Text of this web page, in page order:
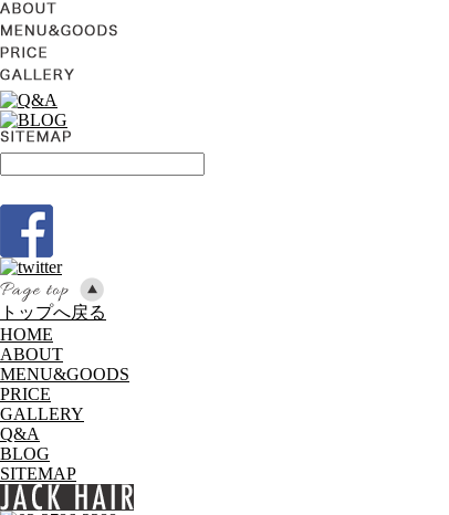
トップへ戻る
HOME
ABOUT
MENU&GOODS
PRICE
GALLERY
Q&A
BLOG
SITEMAP